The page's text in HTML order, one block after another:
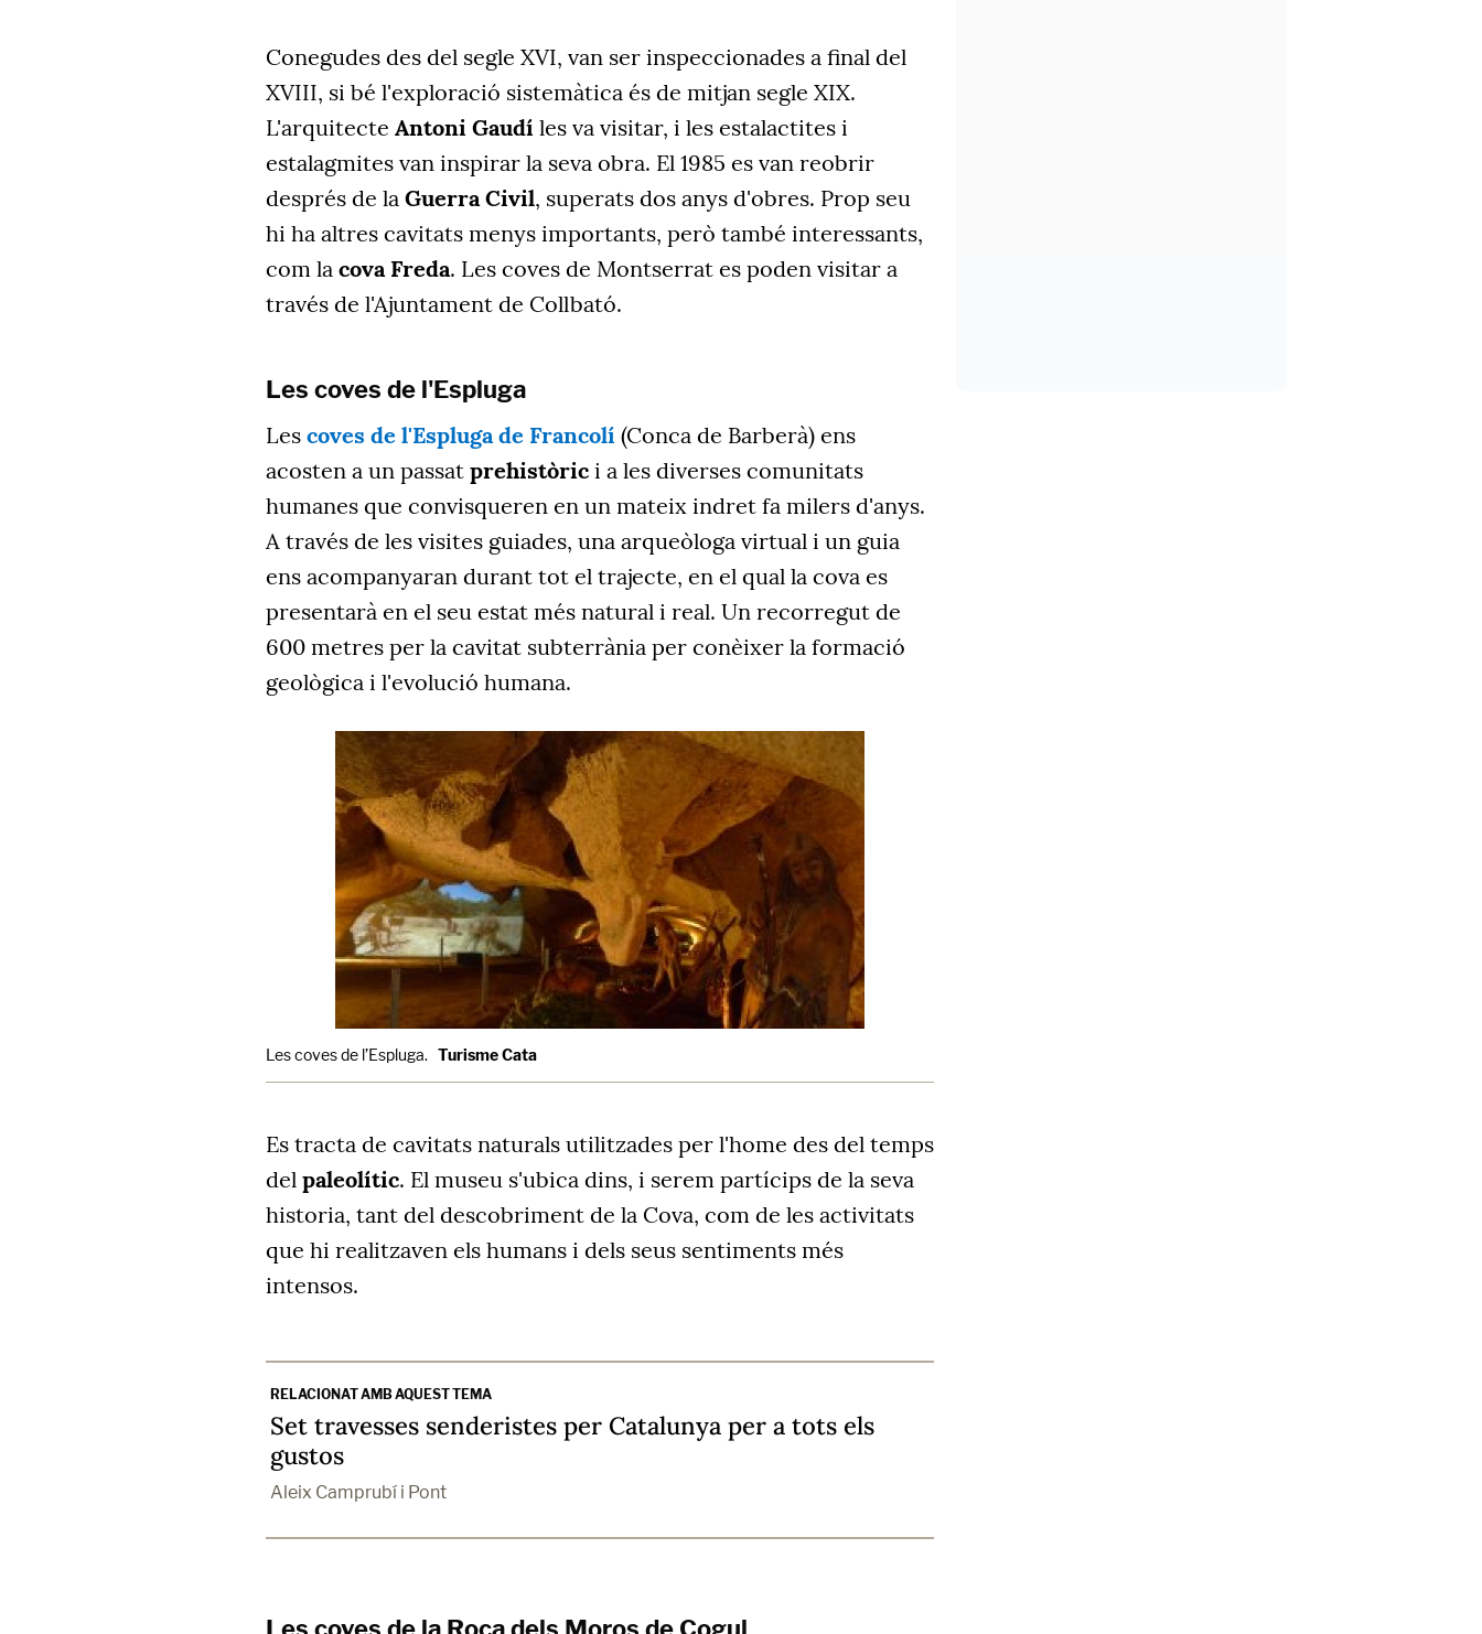
Conegudes des del segle XVI, van ser inspeccionades a final del
XVIII, si bé l'exploració sistemàtica és de mitjan segle XIX.
L'arquitecte Antoni Gaudí les va visitar, i les estalactites i
estalagmites van inspirar la seva obra. El 1985 es van reobrir
després de la Guerra Civil, superats dos anys d'obres. Prop seu
hi ha altres cavitats menys importants, però també interessants,
com la cova Freda. Les coves de Montserrat es poden visitar a
través de l'Ajuntament de Collbató.
Les coves de l'Espluga
Les coves de l'Espluga de Francolí (Conca de Barberà) ens
acosten a un passat prehistòric i a les diverses comunitats
humanes que convisqueren en un mateix indret fa milers d'anys.
A través de les visites guiades, una arqueòloga virtual i un guia
ens acompanyaran durant tot el trajecte, en el qual la cova es
presentarà en el seu estat més natural i real. Un recorregut de
600 metres per la cavitat subterrània per conèixer la formació
geològica i l'evolució humana.
Les coves de l’Espluga. Turisme Cata
Es tracta de cavitats naturals utilitzades per l'home des del temps
del paleolític. El museu s'ubica dins, i serem partícips de la seva
historia, tant del descobriment de la Cova, com de les activitats
que hi realitzaven els humans i dels seus sentiments més
intensos.
RELACIONAT AMB AQUEST TEMA
Set travesses senderistes per Catalunya per a tots els
gustos
Aleix Camprubí i Pont